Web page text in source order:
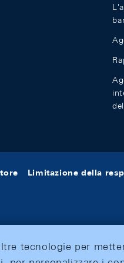
Limitazione della
tecnologie per